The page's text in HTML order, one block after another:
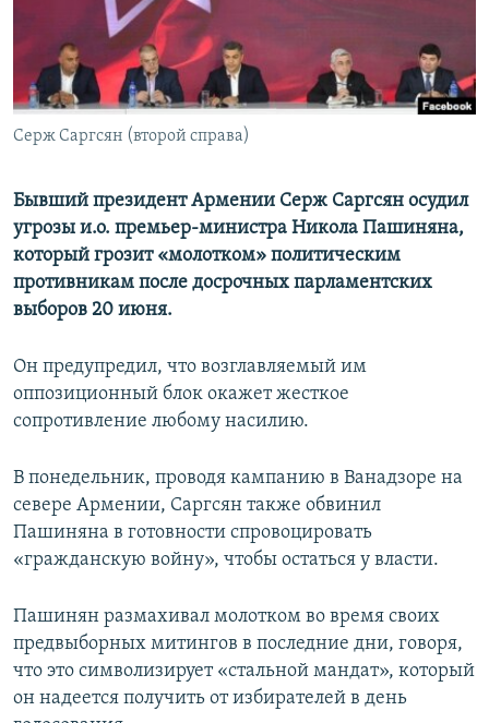
Հայերեն
English
Русский
Серж Саргсян (второй справа)
Бывший президент Армении Серж Саргсян осудил
угрозы и.о. премьер-министра Никола Пашиняна,
который грозит «молотком» политическим
противникам после досрочных парламентских
выборов 20 июня.
Он предупредил, что возглавляемый им
оппозиционный блок окажет жесткое
сопротивление любому насилию.
В понедельник, проводя кампанию в Ванадзоре на
севере Армении, Саргсян также обвинил
Пашиняна в готовности спровоцировать
«гражданскую войну», чтобы остаться у власти.
Пашинян размахивал молотком во время своих
предвыборных митингов в последние дни, говоря,
что это символизирует «стальной мандат», который
он надеется получить от избирателей в день